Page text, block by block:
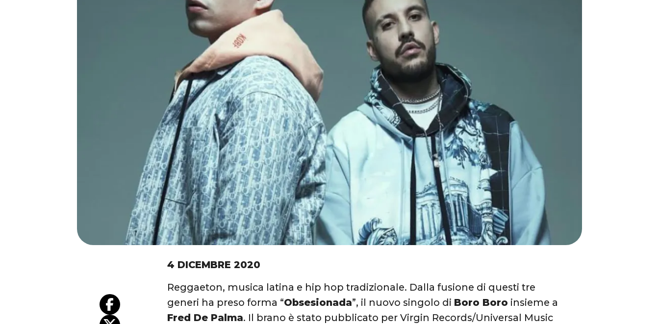
4 DICEMBRE 2020
Reggaeton, musica latina e hip hop tradizionale. Dalla fusione di questi tre
generi ha preso forma “Obsesionada”, il nuovo singolo di Boro Boro insieme a
Fred De Palma. Il brano è stato pubblicato per Virgin Records/Universal Music